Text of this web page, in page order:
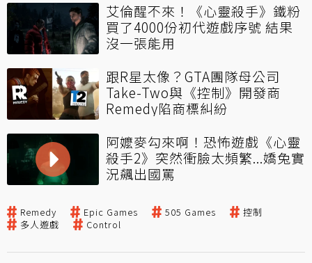
艾倫醒不來！《心靈殺手》鐵粉
買了4000份初代遊戲序號 結果
沒一張能用
跟R星太像？GTA團隊母公司
Take-Two與《控制》開發商
Remedy陷商標糾紛
阿嬤麥勾來啊！恐怖遊戲《心靈
殺手2》突然衝臉太頻繁...嬌兔實
況飆出國罵
Remedy Epic Games 505 Games
控制
多人遊戲
Control